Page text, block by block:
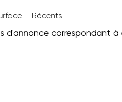
Récents
d'annonce correspondant